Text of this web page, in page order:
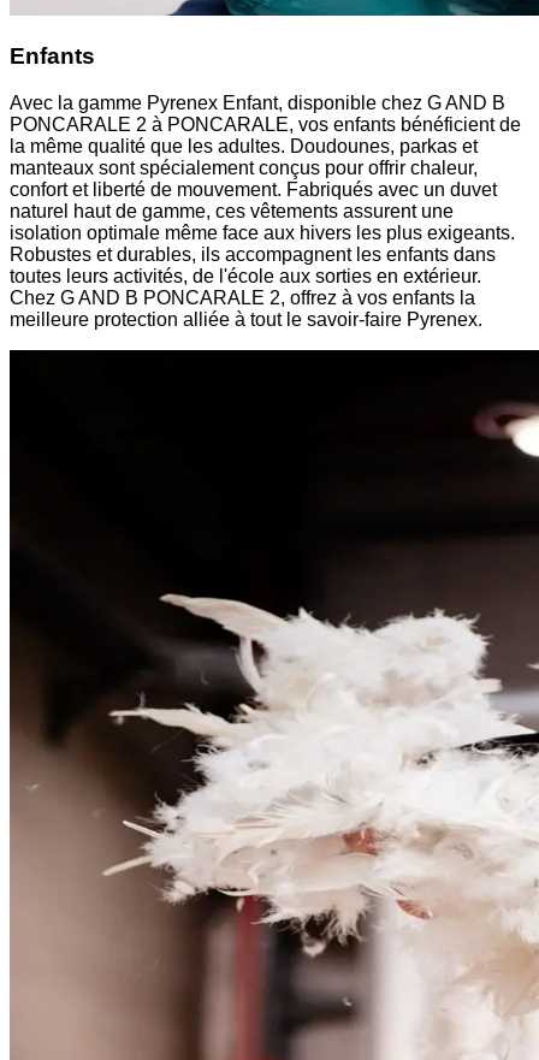
Enfants
Avec la gamme Pyrenex Enfant, disponible chez G AND B
PONCARALE 2 à PONCARALE, vos enfants bénéficient de
la même qualité que les adultes. Doudounes, parkas et
manteaux sont spécialement conçus pour offrir chaleur,
confort et liberté de mouvement. Fabriqués avec un duvet
naturel haut de gamme, ces vêtements assurent une
isolation optimale même face aux hivers les plus exigeants.
Robustes et durables, ils accompagnent les enfants dans
toutes leurs activités, de l'école aux sorties en extérieur.
Chez G AND B PONCARALE 2, offrez à vos enfants la
meilleure protection alliée à tout le savoir-faire Pyrenex.